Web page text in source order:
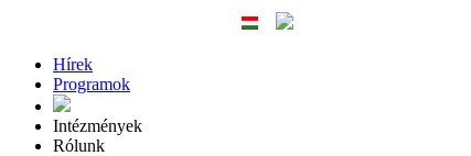
Hírek
Programok
Intézmények
Rólunk